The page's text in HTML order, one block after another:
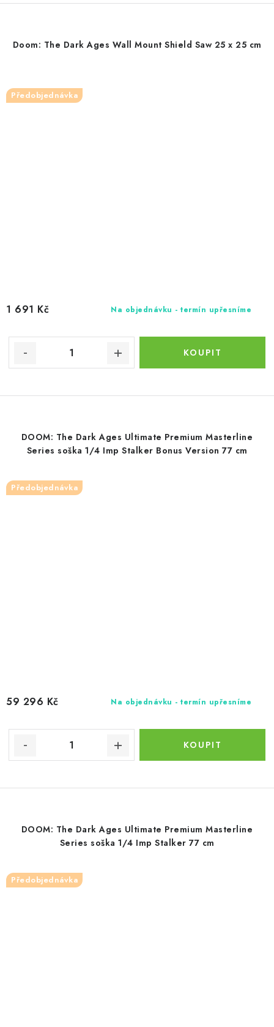
Doom: The Dark Ages Wall Mount Shield Saw 25 x 25 cm
Předobjednávka
Na objednávku - termín upřesníme
1 691 Kč
DOOM: The Dark Ages Ultimate Premium Masterline
Series soška 1/4 Imp Stalker Bonus Version 77 cm
Předobjednávka
Na objednávku - termín upřesníme
59 296 Kč
DOOM: The Dark Ages Ultimate Premium Masterline
Series soška 1/4 Imp Stalker 77 cm
Předobjednávka